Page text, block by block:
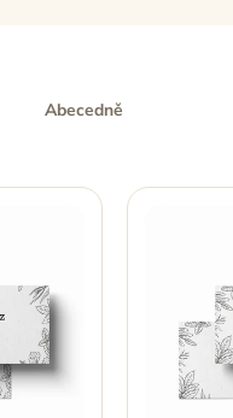
Abecedně